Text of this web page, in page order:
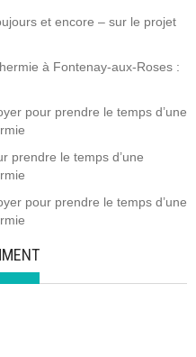
et encore – sur le projet
à Fontenay-aux-Roses :
pour prendre le temps d’une
prendre le temps d’une
pour prendre le temps d’une